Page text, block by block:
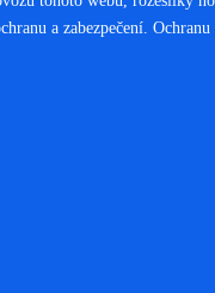
a zabezpečení. Ochranu